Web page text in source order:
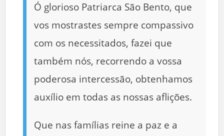
Ó glorioso Patriarca São Bento, que
vos mostrastes sempre compassivo
com os necessitados, fazei que
também nós, recorrendo a vossa
poderosa intercessão, obtenhamos
auxílio em todas as nossas aflições.
Que nas famílias reine a paz e a